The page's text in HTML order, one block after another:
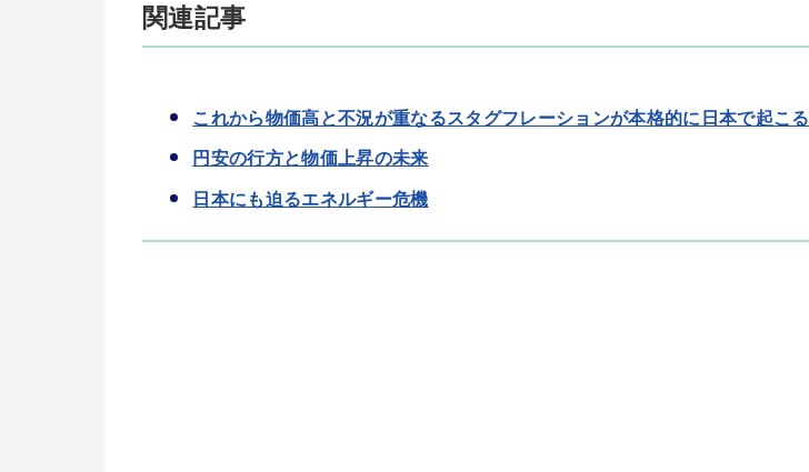
関連記事
これから物価高と不況が重なるスタグフレーションが本格的に日本で起こる
円安の行方と物価上昇の未来
日本にも迫るエネルギー危機